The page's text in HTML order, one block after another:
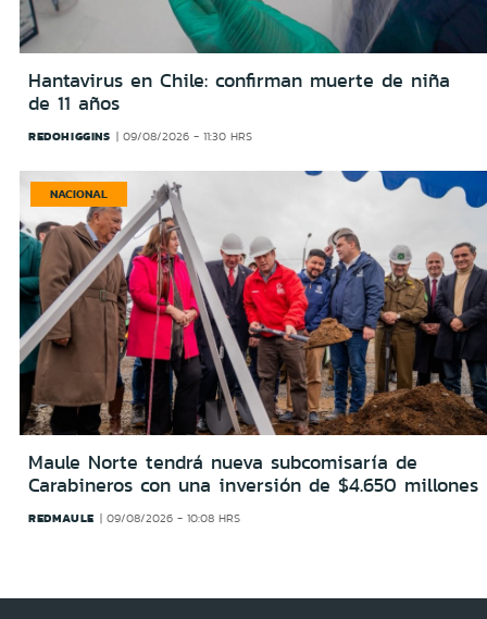
Hantavirus en Chile: confirman muerte de niña
de 11 años
REDOHIGGINS 09/08/2026 - 11:30 HRS
NACIONAL
Maule Norte tendrá nueva subcomisaría de
Carabineros con una inversión de $4.650 millones
REDMAULE 09/08/2026 - 10:08 HRS